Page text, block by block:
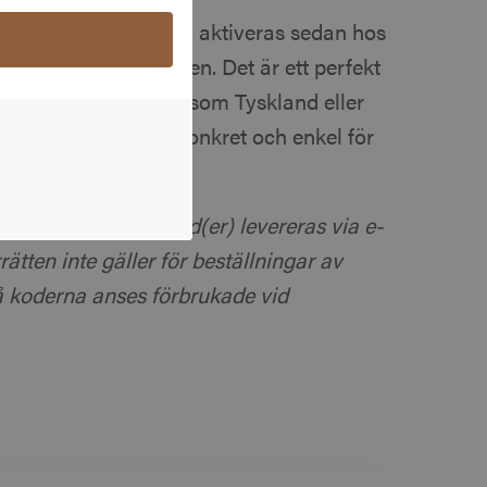
e-postadress och aktiveras sedan hos
valda nivån i kursen. Det är ett perfekt
en vistelse i länder som Tyskland eller
både konkret och enkel för
Digital(a) värdekod(er) levereras via e-
inte gäller för beställningar av
anses förbrukade vid